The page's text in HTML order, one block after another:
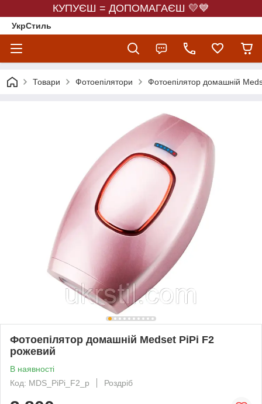
КУПУЄШ = ДОПОМАГАЄШ 💛💙
УкрСтиль
Товари Фотоепілятори Фотоепілятор домашній
Фотоепілятор домашній Medset PiPi F2
рожевий
В наявності
Код: MDS_PiPi_F2_p
Роздріб